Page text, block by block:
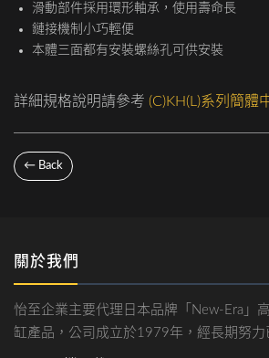
滑動部件採用環形軸承，使用壽命長
鏈接機制小巧輕便
本體三面都有安裝螺絲孔可供安裝
詳細規格說明請參考 (C)KH(L)系列簡體
← Back
關於我們
怡至企業主要代理日本品牌「New-Era」
缸產品，公司成立於1979年，經長期努力